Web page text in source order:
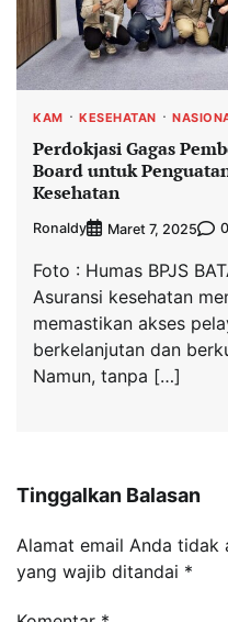
KAM KESEHATAN
Perdokjasi Gagas
Board untuk
Kesehatan
Ronaldy Maret 7, 2025 0
Foto : Humas BPJS
Asuransi kesehatan
memastikan akses
berkelanjutan dan
Namun, tanpa […]
Tinggalkan Balasan
Alamat email Anda tidak
yang wajib ditandai *